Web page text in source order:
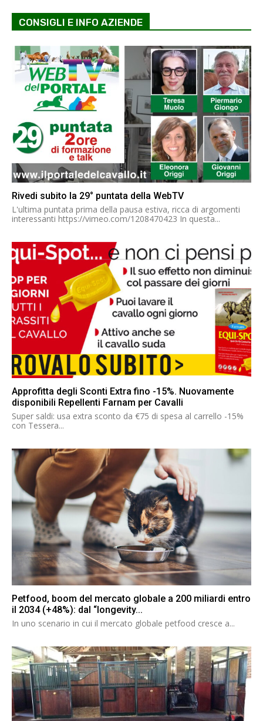
CONSIGLI E INFO AZIENDE
Rivedi subito la 29° puntata della WebTV
L'ultima puntata prima della pausa estiva, ricca di argomenti
interessanti https://vimeo.com/1208470423 In questa...
Approfitta degli Sconti Extra fino -15%. Nuovamente
disponibili Repellenti Farnam per Cavalli
Super saldi: usa extra sconto da €75 di spesa al carrello -15%
con Tessera...
Petfood, boom del mercato globale a 200 miliardi entro
il 2034 (+48%): dal “longevity...
In uno scenario in cui il mercato globale petfood cresce a...